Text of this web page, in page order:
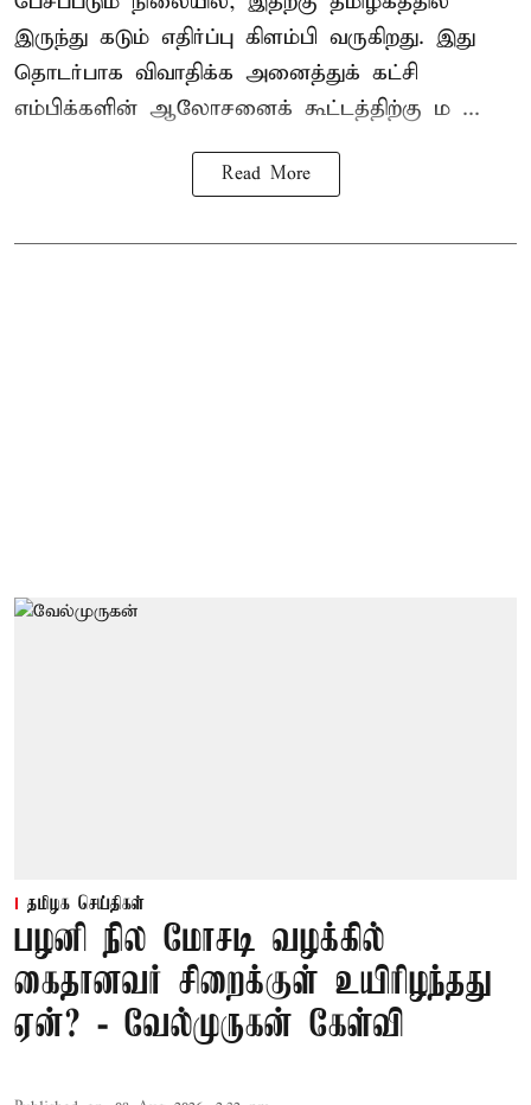
இருந்து கடும் எதிர்ப்பு கிளம்பி வருகிறது. இது
தொடர்பாக விவாதிக்க அனைத்துக் கட்சி
எம்பிக்களின் ஆலோசனைக் கூட்டத்திற்கு ம ...
Read More
தமிழக செய்திகள்
பழனி நில மோசடி வழக்கில்
கைதானவர் சிறைக்குள் உயிரிழந்தது
ஏன்? - வேல்முருகன் கேள்வி